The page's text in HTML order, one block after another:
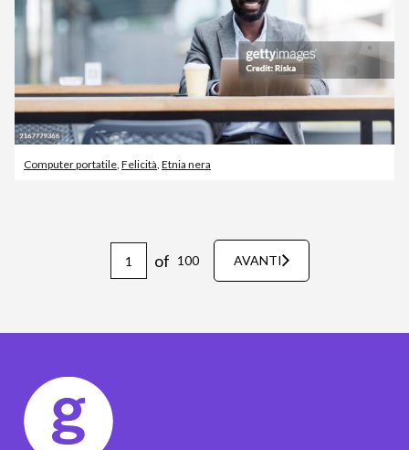
Computer portatile, Felicità, Etnia nera
of 100 AVANTI